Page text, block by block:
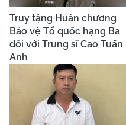
Truy tặng Huân chương
Bảo vệ Tổ quốc hạng Ba
đối với Trung sĩ Cao Tuấn
Anh